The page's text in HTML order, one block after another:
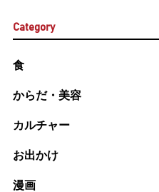
Category
食
からだ・美容
カルチャー
お出かけ
漫画